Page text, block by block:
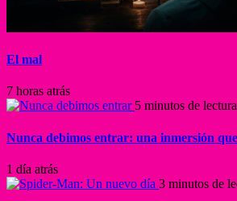
El mal
7 horas atrás
5 minutos de lectura
Nunca debimos entrar: una inmersión
1 día atrás
3 minutos de